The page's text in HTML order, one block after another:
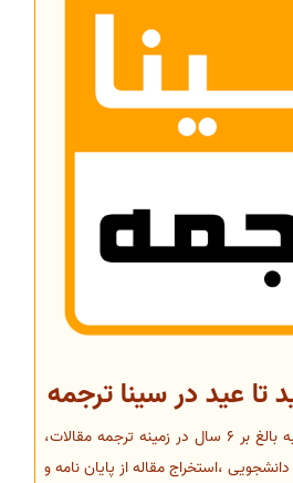
تا عید در سینا ترجمه
سینا ترجمه با داشتن تجربه بالغ بر 6 سال در زمینه ترجمه مقالات،
،استخراج مقاله از پایان نامه و